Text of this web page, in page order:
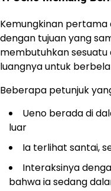
Kemungkinan
dengan tujuan yang
membutuhkan
luangnya untuk
Beberapa petunjuk
Ueno berada di
luar
Ia terlihat santai,
Interaksinya
bahwa ia sedang